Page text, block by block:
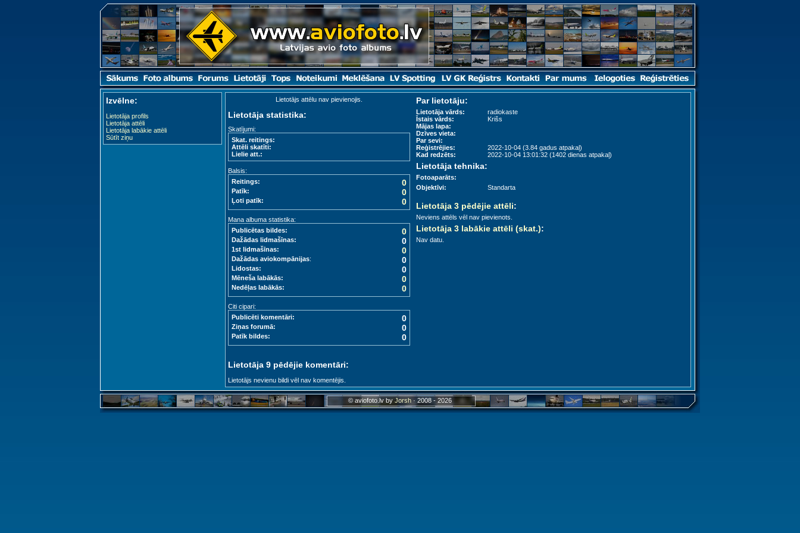
Izvēlne:
Lietotāja profils
Lietotāja attēli
Lietotāja labākie attēli
Sūtīt ziņu
Lietotājs attēlu nav pievienojis. Par lietotāju:
Lietotāja vārds:
radiokaste
Īstais vārds:
Krišs
Mājas lapa:
Dzīves vieta:
Par sevi:
Reģistrējies:
2022-10-04 (3.84 gadus atpakaļ)
Kad redzēts:
2022-10-04 13:01:32 (1402 dienas atpakaļ)
Lietotāja tehnika:
Fotoaparāts:
Objektīvi:
Standarta
Lietotāja 3 pēdējie attēli:
Neviens attēls vēl nav pievienots.
Lietotāja 3 labākie attēli (skat.):
Nav datu.
Lietotāja statistika:
Skatījumi:
Skat. reitings:
Attēli skatīti:
Lielie att.:
Balsis:
Reitings:
0
Patīk: 0
Ļoti patīk: 0
Mana albuma statistika:
Publicētas bildes:
0
Dažādas lidmašīnas: 0
1st lidmašīnas: 0
Dažādas aviokompānijas: 0
Lidostas: 0
Mēneša labākās: 0
Nedēļas labākās: 0
Citi cipari:
Publicēti komentāri:
0
Ziņas forumā: 0
Patīk bildes: 0
Lietotāja 9 pēdējie komentāri:
Lietotājs nevienu bildi vēl nav komentējis.
© aviofoto.lv byJorsh · 2008 - 2026